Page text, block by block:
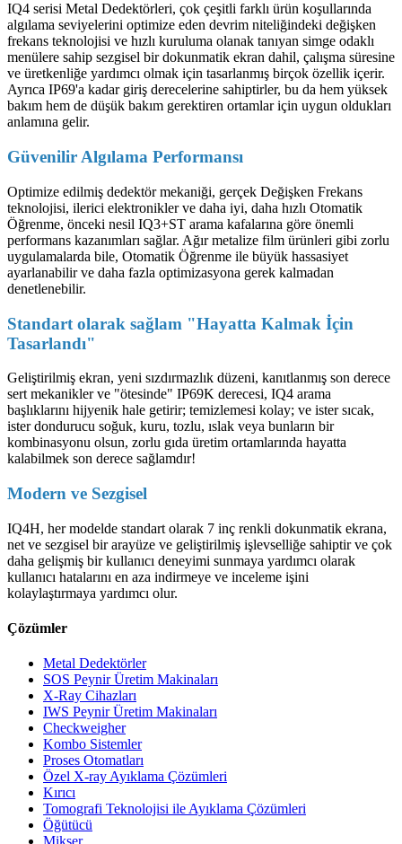
IQ4 serisi Metal Dedektörleri, çok çeşitli farklı ürün koşullarında
algılama seviyelerini optimize eden devrim niteliğindeki değişken
frekans teknolojisi ve hızlı kuruluma olanak tanıyan simge odaklı
menülere sahip sezgisel bir dokunmatik ekran dahil, çalışma süresine
ve üretkenliğe yardımcı olmak için tasarlanmış birçok özellik içerir.
Ayrıca IP69'a kadar giriş derecelerine sahiptirler, bu da hem yüksek
bakım hem de düşük bakım gerektiren ortamlar için uygun oldukları
anlamına gelir.
Güvenilir Algılama Performansı
Optimize edilmiş dedektör mekaniği, gerçek Değişken Frekans
teknolojisi, ilerici elektronikler ve daha iyi, daha hızlı Otomatik
Öğrenme, önceki nesil IQ3+ST arama kafalarına göre önemli
performans kazanımları sağlar. Ağır metalize film ürünleri gibi zorlu
uygulamalarda bile, Otomatik Öğrenme ile büyük hassasiyet
ayarlanabilir ve daha fazla optimizasyona gerek kalmadan
denetlenebilir.
Standart olarak sağlam "Hayatta Kalmak İçin
Tasarlandı"
Geliştirilmiş ekran, yeni sızdırmazlık düzeni, kanıtlanmış son derece
sert mekanikler ve "ötesinde" IP69K derecesi, IQ4 arama
başlıklarını hijyenik hale getirir; temizlemesi kolay; ve ister sıcak,
ister dondurucu soğuk, kuru, tozlu, ıslak veya bunların bir
kombinasyonu olsun, zorlu gıda üretim ortamlarında hayatta
kalabilmek son derece sağlamdır!
Modern ve Sezgisel
IQ4H, her modelde standart olarak 7 inç renkli dokunmatik ekrana,
net ve sezgisel bir arayüze ve geliştirilmiş işlevselliğe sahiptir ve çok
daha gelişmiş bir kullanıcı deneyimi sunmaya yardımcı olarak
kullanıcı hatalarını en aza indirmeye ve inceleme işini
kolaylaştırmaya yardımcı olur.
Çözümler
Metal Dedektörler
SOS Peynir Üretim Makinaları
X-Ray Cihazları
IWS Peynir Üretim Makinaları
Checkweigher
Kombo Sistemler
Proses Otomatları
Özel X-ray Ayıklama Çözümleri
Kırıcı
Tomografi Teknolojisi ile Ayıklama Çözümleri
Öğütücü